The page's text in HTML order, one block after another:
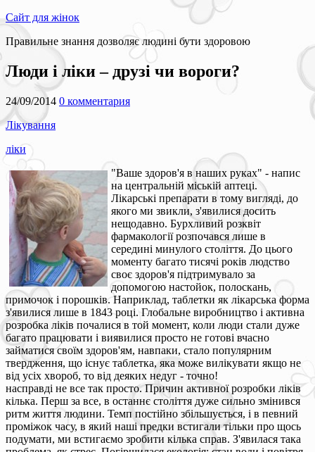
Сайт для жінок
Правильне знання дозволяє людині бути здоровою
Люди і ліки – друзі чи вороги?
24/09/2014 0 комментария
Лікування
ліки
"Ваше здоров'я в наших руках" - напис
на центральній міській аптеці.
Лікарські препарати в тому вигляді, до
якого ми звикли, з'явилися досить
нещодавно. Бурхливий розквіт
фармакології розпочався лише в
середині минулого століття. До цього
моменту багато тисячі років людство
своє здоров'я підтримувало за
допомогою настойок, полоскань,
примочок і порошків. Наприклад, таблетки як лікарська форма
з'явилися лише в 1843 році. Глобальне виробництво і активна
розробка ліків почалися в той момент, коли люди стали дуже
багато працювати і виявилися просто не готові вчасно
займатися своїм здоров'ям, навпаки, стало популярним
твердження, що існує таблетка, яка може вилікувати якщо не
від усіх хвороб, то від деяких недуг - точно!
насправді не все так просто. Причин активної розробки ліків
кілька. Перш за все, в останнє століття дуже сильно змінився
ритм життя людини. Темп постійно збільшується, і в певний
проміжок часу, в який наші предки встигали тільки про щось
подумати, ми встигаємо зробити кілька справ. З'явилася така